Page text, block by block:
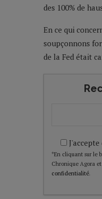
des 100% de
En ce qui
soupçonnons
de la Fed était
*En cliquant sur le
Chronique Agora
confidentialité.